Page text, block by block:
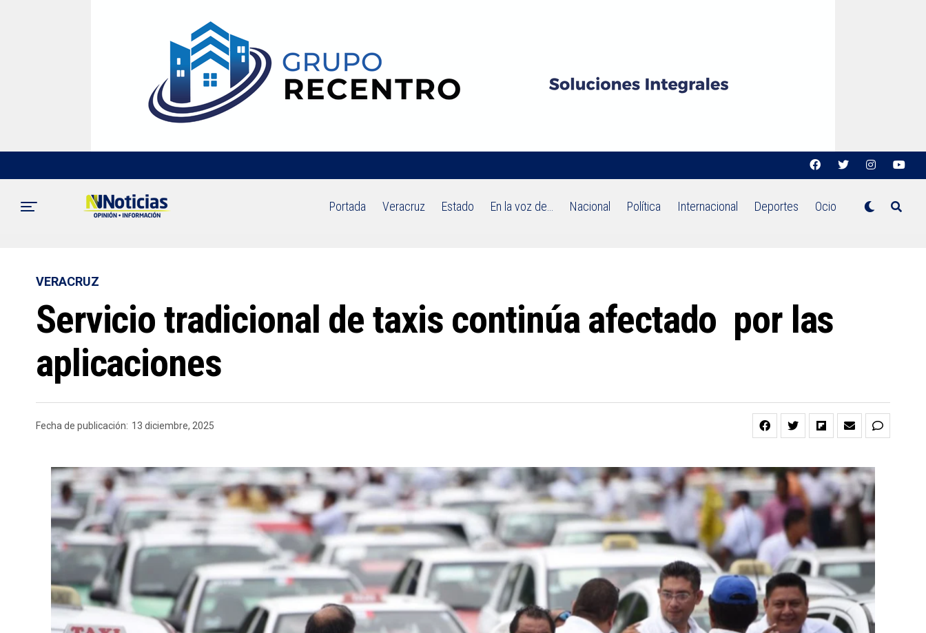
Portada Veracruz Estado En la voz de… Nacional Política Internacional Deportes Ocio
VERACRUZ
Servicio tradicional de taxis continúa afectado por las
aplicaciones
Fecha de publicación: 13 diciembre, 2025